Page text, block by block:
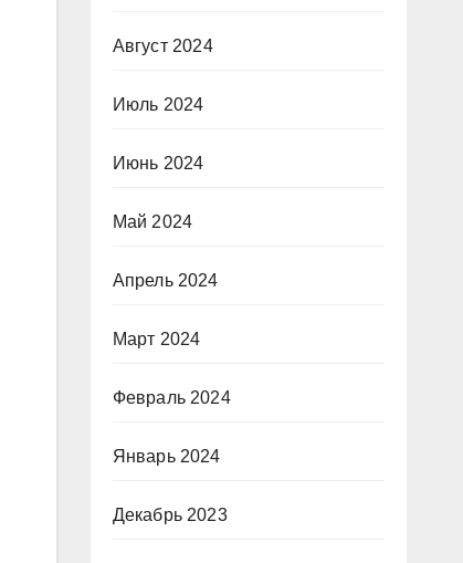
Август 2024
Июль 2024
Июнь 2024
Май 2024
Апрель 2024
Март 2024
Февраль 2024
Январь 2024
Декабрь 2023